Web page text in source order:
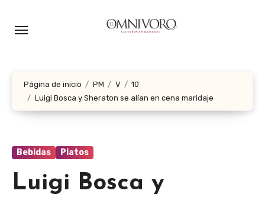
Página de inicio PM V
10
Luigi Bosca y Sheraton se alían en cena maridaje
Bebidas Platos
Luigi Bosca y